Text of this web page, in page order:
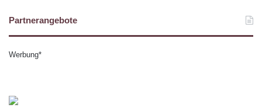
Partnerangebote
Werbung*